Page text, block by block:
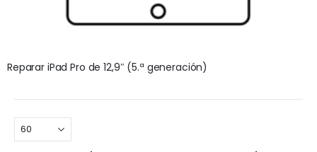
Reparar iPad Pro de 12,9″ (5.ª generación)